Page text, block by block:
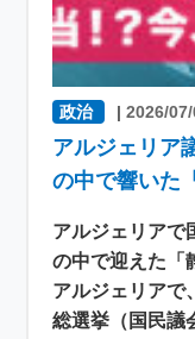
政治 |2026/
アルジェリア
の中で響いた
アルジェリア
の中で迎えた「
アルジェリアで
総選挙（国民議